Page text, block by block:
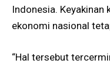
Indonesia.
ekonomi nasional
“Hal tersebut